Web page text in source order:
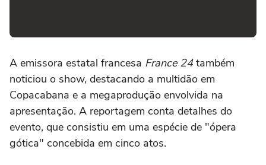
A emissora estatal francesa France 24também
noticiou o show, destacando a multidão em
Copacabana e a megaprodução envolvida na
apresentação. A reportagem conta detalhes do
evento, que consistiu em uma espécie de "ópera
gótica" concebida em cinco atos.